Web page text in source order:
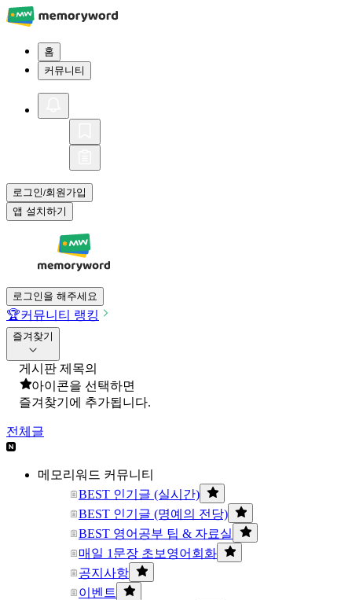
홈
커뮤니티
로그인/회원가입
앱 설치하기
로그인을 해주세요
🏆커뮤니티 랭킹
즐겨찾기
게시판 제목의
아이콘을 선택하면
즐겨찾기에 추가됩니다.
전체글
메모리워드 커뮤니티
BEST 인기글 (실시간)
BEST 인기글 (명예의 전당)
BEST 영어공부 팁 & 자료실
매일 1문장 초보영어회화
공지사항
이벤트